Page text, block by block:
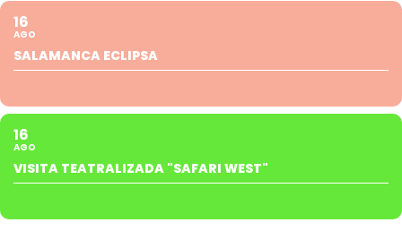
16
AGO
SALAMANCA ECLIPSA
16
AGO
VISITA TEATRALIZADA "SAFARI WEST"